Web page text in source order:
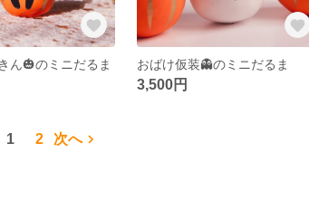
ん🎃のミニだるま おばけ仮装👻のミニだるま
3,500円
1 2 次へ